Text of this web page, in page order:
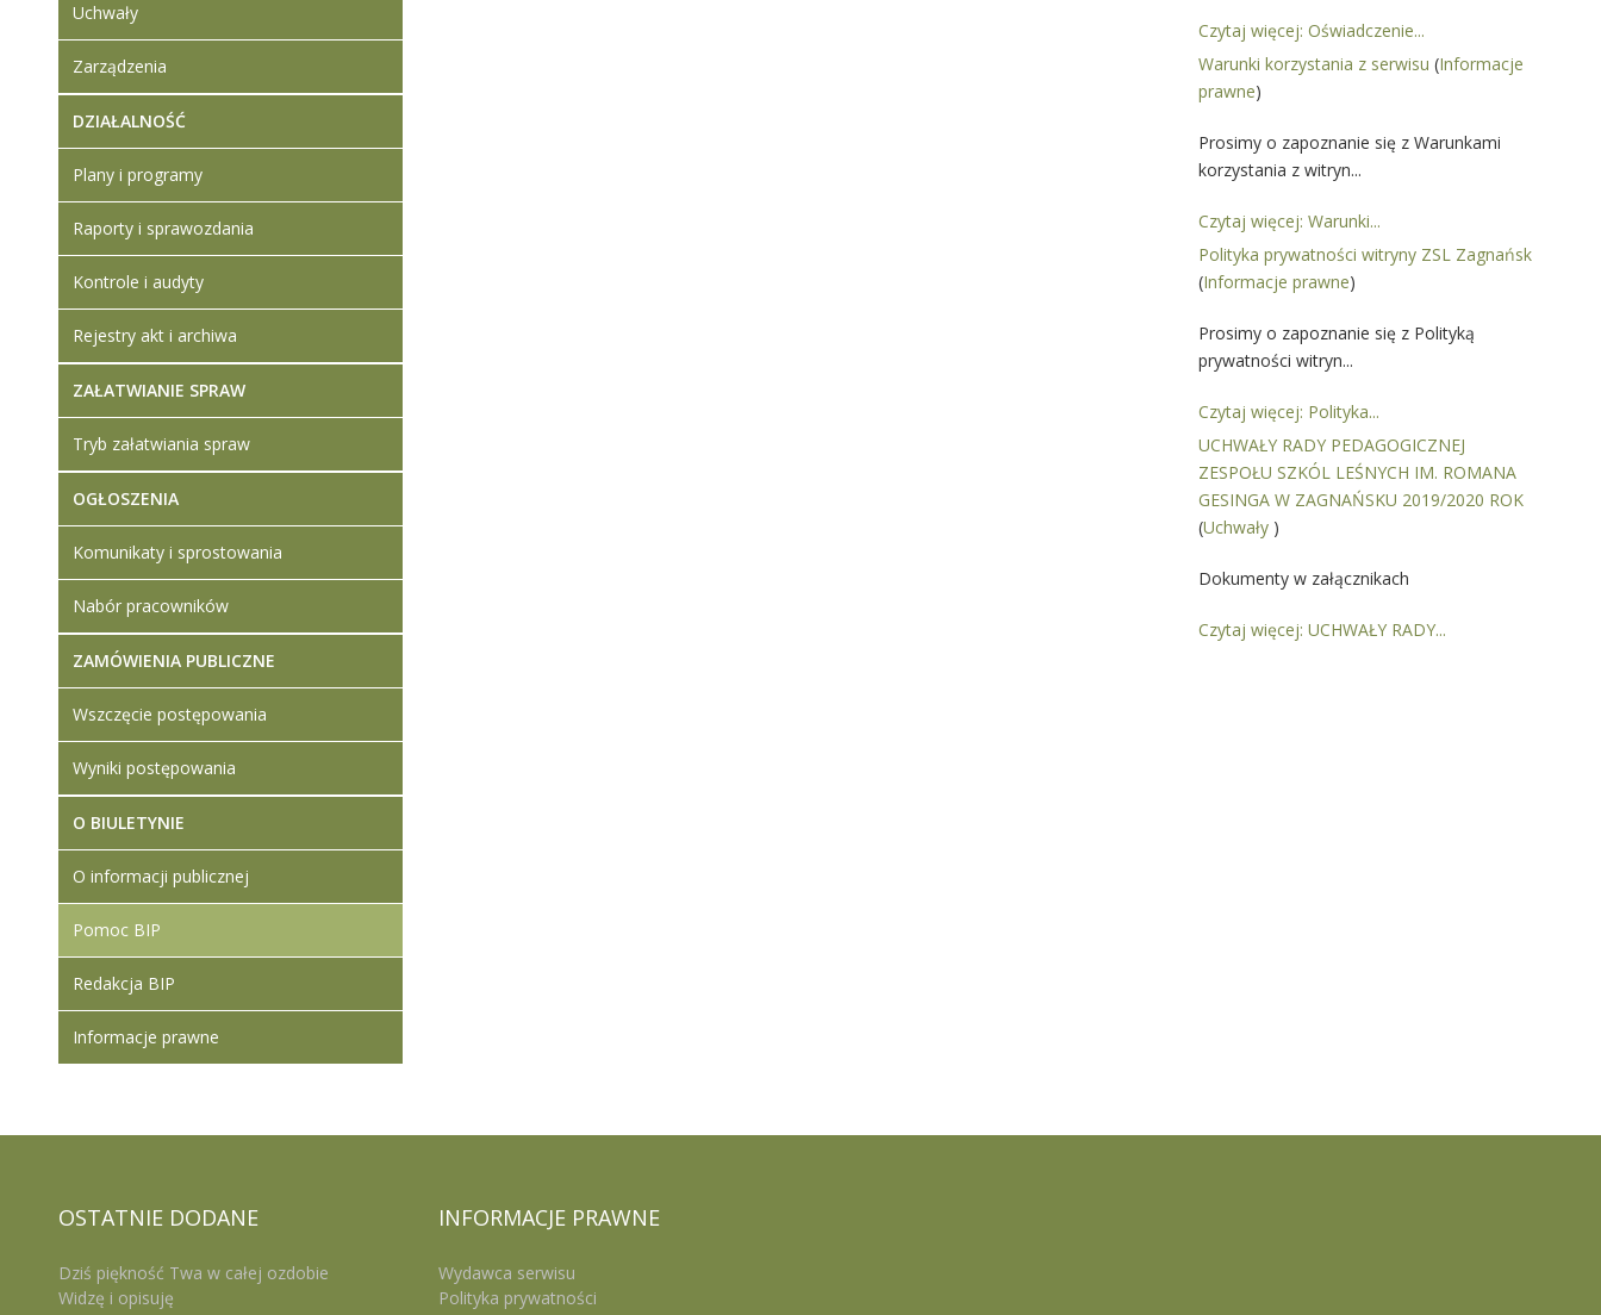
Uchwały
Zarządzenia
DZIAŁALNOŚĆ
Plany i programy
Raporty i sprawozdania
Kontrole i audyty
Rejestry akt i archiwa
ZAŁATWIANIE SPRAW
Tryb załatwiania spraw
OGŁOSZENIA
Komunikaty i sprostowania
Nabór pracowników
ZAMÓWIENIA PUBLICZNE
Wszczęcie postępowania
Wyniki postępowania
O BIULETYNIE
O informacji publicznej
Pomoc BIP
Redakcja BIP
Informacje prawne
Czytaj więcej: Oświadczenie...
Warunki korzystania z serwisu(Informacje
prawne)
Prosimy o zapoznanie się z Warunkami
korzystania z witryn...
Czytaj więcej: Warunki...
Polityka prywatności witryny ZSL Zagnańsk
(Informacje prawne)
Prosimy o zapoznanie się z Polityką
prywatności witryn...
Czytaj więcej: Polityka...
UCHWAŁY RADY PEDAGOGICZNEJ
ZESPOŁU SZKÓL LEŚNYCH IM. ROMANA
GESINGA W ZAGNAŃSKU 2019/2020 ROK
(Uchwały )
Dokumenty w załącznikach
Czytaj więcej: UCHWAŁY RADY...
OSTATNIEDODANE
Dziś piękność Twa w całej ozdobie
Widzę i opisuję
INFORMACJEPRAWNE
Wydawca serwisu
Polityka prywatności